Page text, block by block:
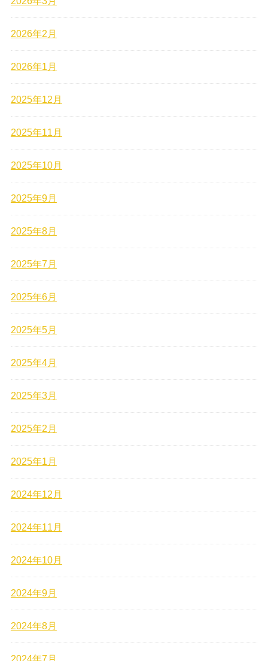
2026年2月
2026年1月
2025年12月
2025年11月
2025年10月
2025年9月
2025年8月
2025年7月
2025年6月
2025年5月
2025年4月
2025年3月
2025年2月
2025年1月
2024年12月
2024年11月
2024年10月
2024年9月
2024年8月